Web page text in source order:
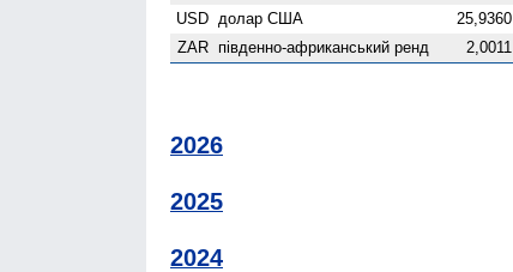
USD долар США 25,9360
ZAR південно-африканський ренд 2,0011
2026
2025
2024